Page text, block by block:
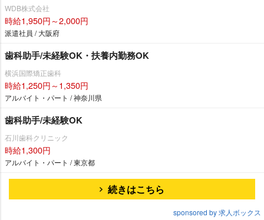
WDB株式会社
時給1,950円～2,000円
派遣社員 / 大阪府
歯科助手/未経験OK・扶養内勤務OK
横浜国際矯正歯科
時給1,250円～1,350円
アルバイト・パート / 神奈川県
歯科助手/未経験OK
石川歯科クリニック
時給1,300円
アルバイト・パート / 東京都
続きはこちら
sponsored by 求人ボックス